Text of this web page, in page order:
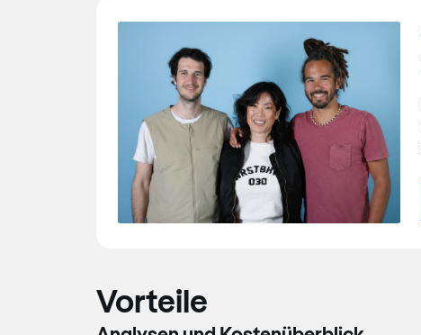
Vorteile